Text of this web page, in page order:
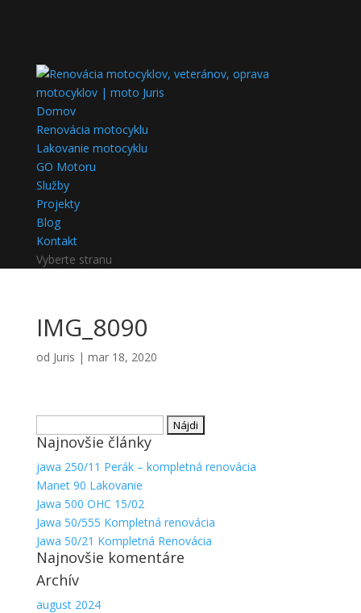
Domov
Renovácia motocyklu
Lakovanie motocyklu
GO Motoru
Služby
Projekty
Blog
Kontakt
Vyberte stranu
IMG_8090
od Juris | mar 18, 2020
Najnovšie články
jawa 250/11 Perák – kompletná renovácia
Manet 90 Lakovanie
Jawa 500 OHC 15/02
Jawa 50/555 Kompletná renovácia
Jawa 50/21 Kompletná Renovácia
Najnovšie komentáre
Archív
august 2024
Nevyhnutné
Tieto súbory
cookie nie
sú voliteľné.
Sú potrebné